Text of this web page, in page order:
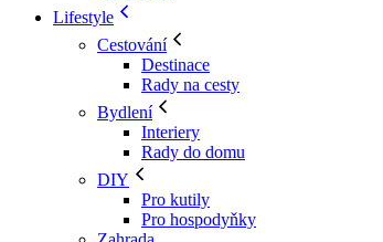
Lifestyle
Cestování
Destinace
Rady na cesty
Bydlení
Interiery
Rady do domu
DIY
Pro kutily
Pro hospodyňky